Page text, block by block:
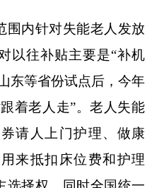
内针对失能老人发放
以往补贴主要是“补机
东等省份试点后，今年
着老人走”。老人失能
请人上门护理、做康
来抵扣床位费和护理